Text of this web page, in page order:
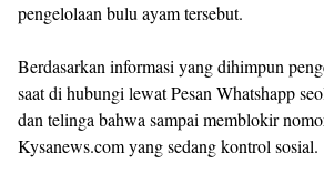
pengelolaan bulu ayam tersebut.
Berdasarkan informasi yang dihimpun
saat di hubungi lewat Pesan Whatshapp
dan telinga bahwa sampai memblokir
Kysanews.com yang sedang kontrol sosial.